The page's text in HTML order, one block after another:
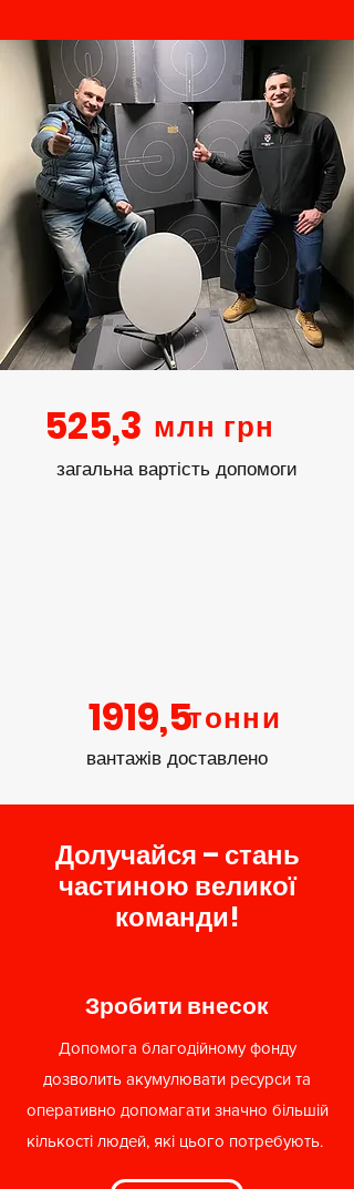
525,3млн грн
загальна вартість допомоги
1919,5тонни
вантажів доставлено
Долучайся – стань
частиною великої
команди!
Зробити внесок
Допомога благодійному фонду
дозволить акумулювати ресурси та
оперативно допомагати значно більшій
кількості людей, які цього потребують.